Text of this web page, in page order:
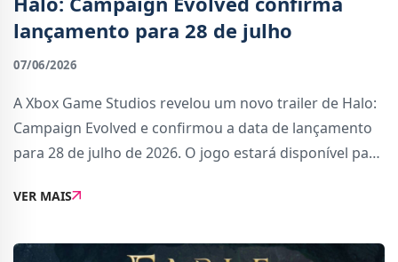
lançamento para 28 de julho
07/06/2026
A Xbox Game Studios revelou um novo trailer de Halo:
Campaign Evolved e confirmou a data de lançamento
para 28 de julho de 2026. O jogo estará disponível para
suporte para cross-play e progressão pa
VER MAIS